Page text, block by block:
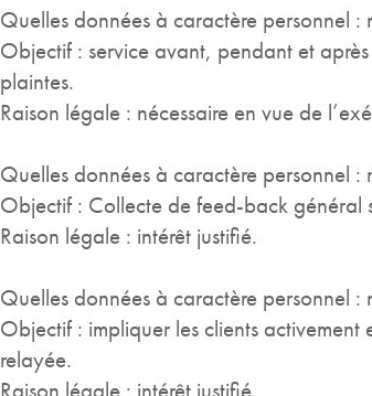
Quelles données à caractère personnel
Objectif : service avant, pendant et
plaintes.
Raison légale : nécessaire en vue de
Quelles données à caractère personnel
Objectif : Collecte de feed-back général
Raison légale : intérêt justifié.
Quelles données à caractère personnel
Objectif : impliquer les clients activement
relayée.
Raison légale : intérêt justifié.